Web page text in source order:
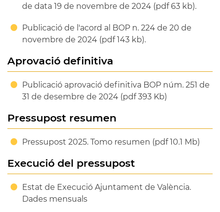
de data 19 de novembre de 2024 (pdf 63 kb).
Publicació de l'acord al BOP n. 224 de 20 de
novembre de 2024 (pdf 143 kb).
Aprovació definitiva
Publicació aprovació definitiva BOP núm. 251 de
31 de desembre de 2024 (pdf 393 Kb)
Pressupost resumen
Pressupost 2025. Tomo resumen (pdf 10.1 Mb)
Execució del pressupost
Estat de Execució Ajuntament de València.
Dades mensuals